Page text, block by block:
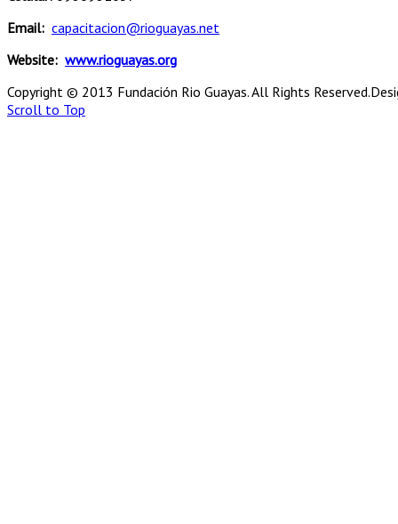
Email: capacitacion@rioguayas.net
Website: www.rioguayas.org
Copyright © 2013 Fundación Rio Guayas. All Rights Reserved.
Scroll to Top